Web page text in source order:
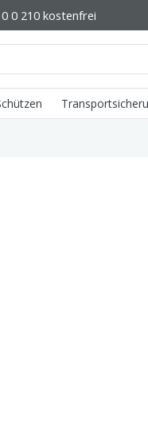
0 210 kostenfrei